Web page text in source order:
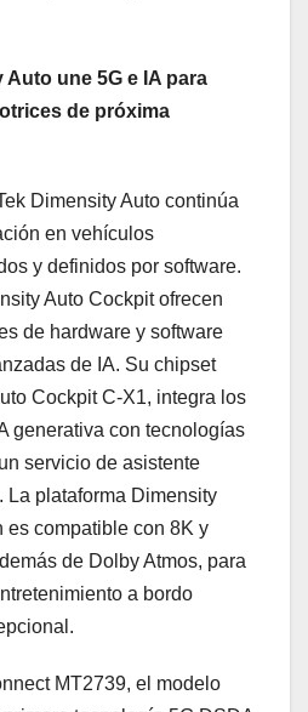
Auto une 5G e IA para
de próxima
Dimensity Auto continúa
en vehículos
y definidos por software.
Auto Cockpit ofrecen
de hardware y software
de IA. Su chipset
Cockpit C-X1, integra los
generativa con tecnologías
servicio de asistente
La plataforma Dimensity
es compatible con 8K y
de Dolby Atmos, para
a bordo
MT2739, el modelo